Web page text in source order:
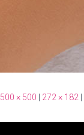
500 × 500 272 × 182